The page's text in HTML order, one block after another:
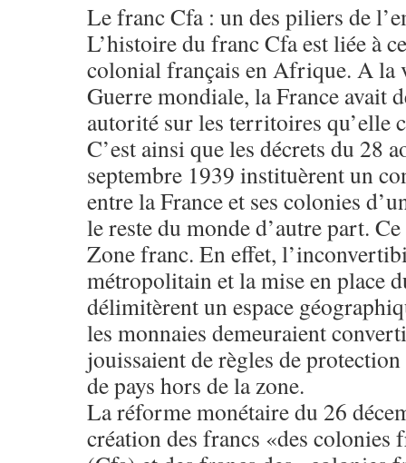
Le franc Cfa : un des piliers de
L’histoire du franc Cfa est liée à
colonial français en Afrique. A la
Guerre mondiale, la France avait
autorité sur les territoires qu’elle
C’est ainsi que les décrets du 28
septembre 1939 instituèrent un
entre la France et ses colonies
le reste du monde d’autre part.
Zone franc. En effet,
métropolitain et la mise en place
délimitèrent un espace
les monnaies demeuraient
jouissaient de règles de
de pays hors de la zone.
La réforme monétaire du 26
création des francs «des colonies